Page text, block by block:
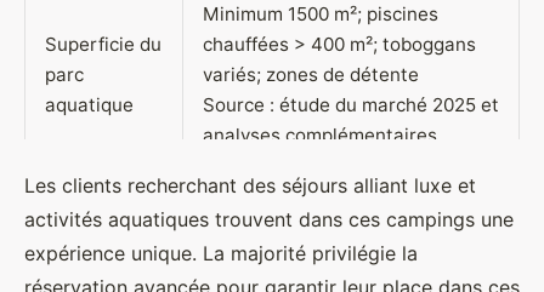
Superficie du
parc
aquatique
Minimum 1500 m²; piscines
chauffées > 400 m²; toboggans
variés; zones de détente
Source : étude du marché 2025 et
analyses complémentaires
Nombre
d'établissem
ents en
France
Environ 350 camping 5 étoiles
avec parc aquatique, répartis sur
tout le territoire
Les clients recherchant des séjours alliant luxe et
activités aquatiques trouvent dans ces campings une
expérience unique. La majorité privilégie la
réservation avancée pour garantir leur place dans ces